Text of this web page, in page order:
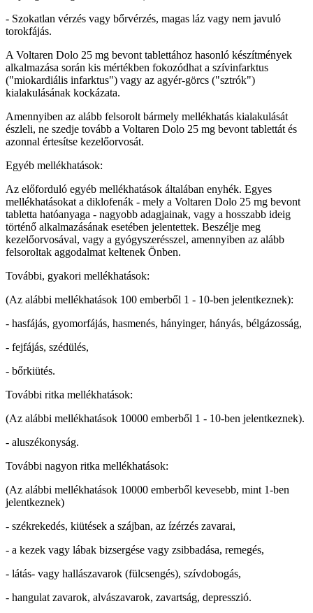
- Szokatlan vérzés vagy bőrvérzés, magas láz vagy nem javuló
torokfájás.
A Voltaren Dolo 25 mg bevont tablettához hasonló készítmények
alkalmazása során kis mértékben fokozódhat a szívinfarktus
("miokardiális infarktus") vagy az agyér-görcs ("sztrók")
kialakulásának kockázata.
Amennyiben az alább felsorolt bármely mellékhatás kialakulását
észleli, ne szedje tovább a Voltaren Dolo 25 mg bevont tablettát és
azonnal értesítse kezelőorvosát.
Egyéb mellékhatások:
Az előforduló egyéb mellékhatások általában enyhék. Egyes
mellékhatásokat a diklofenák - mely a Voltaren Dolo 25 mg bevont
tabletta hatóanyaga - nagyobb adagjainak, vagy a hosszabb ideig
történő alkalmazásának esetében jelentettek. Beszélje meg
kezelőorvosával, vagy a gyógyszerésszel, amennyiben az alább
felsoroltak aggodalmat keltenek Önben.
További, gyakori mellékhatások:
(Az alábbi mellékhatások 100 emberből 1 - 10-ben jelentkeznek):
- hasfájás, gyomorfájás, hasmenés, hányinger, hányás, bélgázosság,
- fejfájás, szédülés,
- bőrkiütés.
További ritka mellékhatások:
(Az alábbi mellékhatások 10000 emberből 1 - 10-ben jelentkeznek).
- aluszékonyság.
További nagyon ritka mellékhatások:
(Az alábbi mellékhatások 10000 emberből kevesebb, mint 1-ben
jelentkeznek)
- székrekedés, kiütések a szájban, az ízérzés zavarai,
- a kezek vagy lábak bizsergése vagy zsibbadása, remegés,
- látás- vagy hallászavarok (fülcsengés), szívdobogás,
- hangulat zavarok, alvászavarok, zavartság, depresszió.